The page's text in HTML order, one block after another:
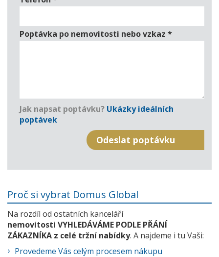
Poptávka po nemovitosti nebo vzkaz *
Jak napsat poptávku? Ukázky ideálních
poptávek
Proč si vybrat Domus Global
Na rozdíl od ostatních kanceláří
nemovitosti VYHLEDÁVÁME PODLE PŘÁNÍ
ZÁKAZNÍKA z celé tržní nabídky. A najdeme i tu Vaši:
Provedeme Vás celým procesem nákupu